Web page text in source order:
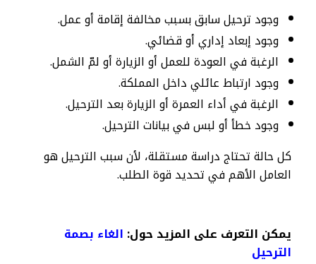
وجود ترحيل سابق بسبب مخالفة إقامة أو عمل.
وجود إبعاد إداري أو قضائي.
الرغبة في العودة للعمل أو الزيارة أو لمّ الشمل.
وجود ارتباط عائلي داخل المملكة.
الرغبة في أداء العمرة أو الزيارة بعد الترحيل.
وجود خطأ أو لبس في بيانات الترحيل.
كل حالة تحتاج دراسة مستقلة، لأن سبب الترحيل هو
العامل الأهم في تحديد قوة الطلب.
يمكن التعرف على المزيد حول: الغاء بصمة
الترحيل